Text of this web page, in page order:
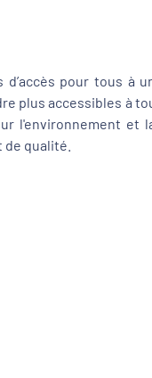
pour tous à
plus accessibles à
l'environnement et
qualité.